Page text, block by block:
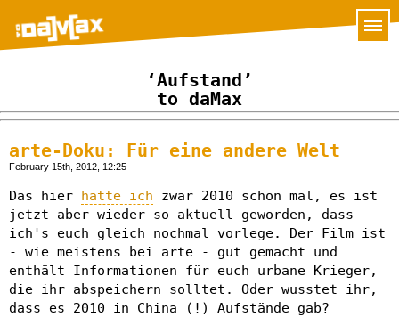
‘Aufstand’
to daMax
arte-Doku: Für eine andere Welt
February 15th, 2012, 12:25
Das hier hatte ich zwar 2010 schon mal, es ist
jetzt aber wieder so aktuell geworden, dass
ich's euch gleich nochmal vorlege. Der Film ist
- wie meistens bei arte - gut gemacht und
enthält Informationen für euch urbane Krieger,
die ihr abspeichern solltet. Oder wusstet ihr,
dass es 2010 in China (!) Aufstände gab?